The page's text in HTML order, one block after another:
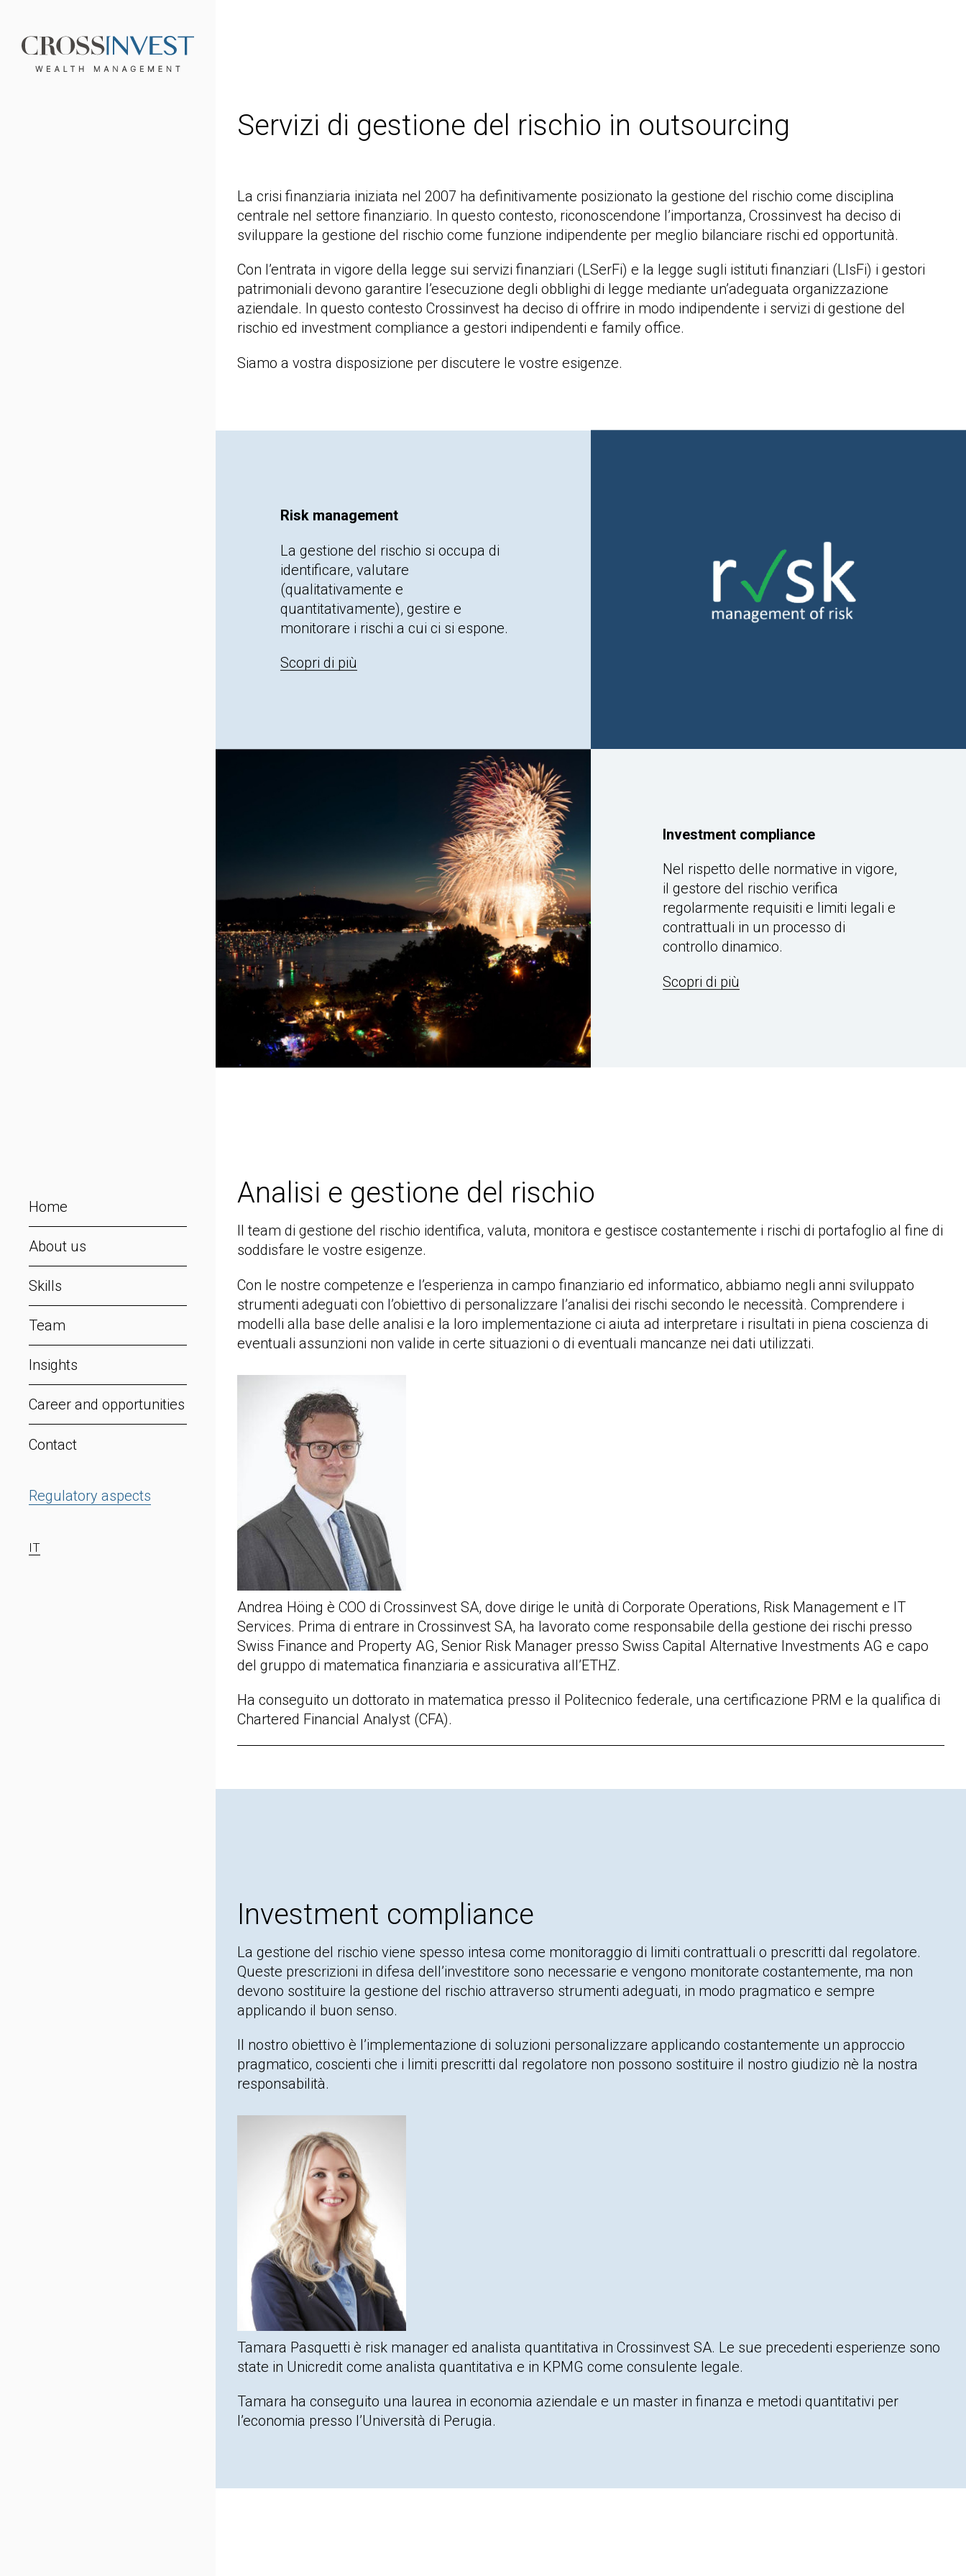
Home
About us
Skills
Team
Insights
Career and opportunities
Contact
Regulatory aspects
IT
Servizi di gestione del rischio in outsourcing
La crisi finanziaria iniziata nel 2007 ha definitivamente posizionato la gestione del rischio come disciplina
centrale nel settore finanziario. In questo contesto, riconoscendone l’importanza, Crossinvest ha deciso di
sviluppare la gestione del rischio come funzione indipendente per meglio bilanciare rischi ed opportunità.
Con l’entrata in vigore della legge sui servizi finanziari (LSerFi) e la legge sugli istituti finanziari (LIsFi) i gestori
patrimoniali devono garantire l’esecuzione degli obblighi di legge mediante un’adeguata organizzazione
aziendale. In questo contesto Crossinvest ha deciso di offrire in modo indipendente i servizi di gestione del
rischio ed investment compliance a gestori indipendenti e family office.
Siamo a vostra disposizione per discutere le vostre esigenze.
Risk management
La gestione del rischio si occupa di
identificare, valutare
(qualitativamente e
quantitativamente), gestire e
monitorare i rischi a cui ci si espone.
Scopri di più
Investment compliance
Nel rispetto delle normative in vigore,
il gestore del rischio verifica
regolarmente requisiti e limiti legali e
contrattuali in un processo di
controllo dinamico.
Scopri di più
Analisi e gestione del rischio
Il team di gestione del rischio identifica, valuta, monitora e gestisce costantemente i rischi di portafoglio al fine di
soddisfare le vostre esigenze.
Con le nostre competenze e l’esperienza in campo finanziario ed informatico, abbiamo negli anni sviluppato
strumenti adeguati con l’obiettivo di personalizzare l’analisi dei rischi secondo le necessità. Comprendere i
modelli alla base delle analisi e la loro implementazione ci aiuta ad interpretare i risultati in piena coscienza di
eventuali assunzioni non valide in certe situazioni o di eventuali mancanze nei dati utilizzati.
Andrea Höing è COO di Crossinvest SA, dove dirige le unità di Corporate Operations, Risk Management e IT
Services. Prima di entrare in Crossinvest SA, ha lavorato come responsabile della gestione dei rischi presso
Swiss Finance and Property AG, Senior Risk Manager presso Swiss Capital Alternative Investments AG e capo
del gruppo di matematica finanziaria e assicurativa all’ETHZ.
Ha conseguito un dottorato in matematica presso il Politecnico federale, una certificazione PRM e la qualifica di
Chartered Financial Analyst (CFA).
Investment compliance
La gestione del rischio viene spesso intesa come monitoraggio di limiti contrattuali o prescritti dal regolatore.
Queste prescrizioni in difesa dell’investitore sono necessarie e vengono monitorate costantemente, ma non
devono sostituire la gestione del rischio attraverso strumenti adeguati, in modo pragmatico e sempre
applicando il buon senso.
Il nostro obiettivo è l’implementazione di soluzioni personalizzare applicando costantemente un approccio
pragmatico, coscienti che i limiti prescritti dal regolatore non possono sostituire il nostro giudizio nè la nostra
responsabilità.
Tamara Pasquetti è risk manager ed analista quantitativa in Crossinvest SA. Le sue precedenti esperienze sono
state in Unicredit come analista quantitativa e in KPMG come consulente legale.
Tamara ha conseguito una laurea in economia aziendale e un master in finanza e metodi quantitativi per
l’economia presso l’Università di Perugia.